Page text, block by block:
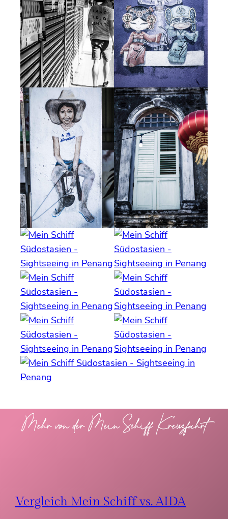
Mehr von der Mein Schiff Kreuzfahrt
Vergleich Mein Schiff vs. AIDA